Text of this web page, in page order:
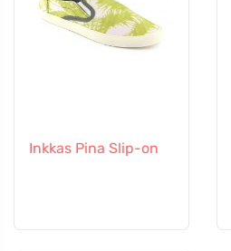
Inkkas Pina Slip-on